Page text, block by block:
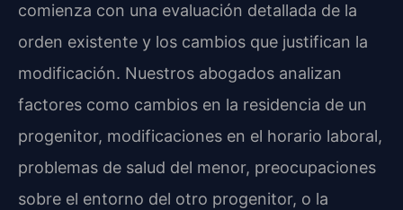
comienza con una evaluación detallada de la
orden existente y los cambios que justifican la
modificación. Nuestros abogados analizan
factores como cambios en la residencia de un
progenitor, modificaciones en el horario laboral,
problemas de salud del menor, preocupaciones
sobre el entorno del otro progenitor, o la